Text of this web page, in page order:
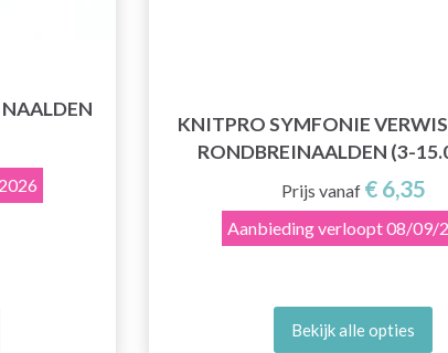
KNITPRO SYMFONIE
RONDBREINAALDEN (3-
Prijs vanaf € 6,35
Aanbieding verloopt08/09/
Bekijk alle opties